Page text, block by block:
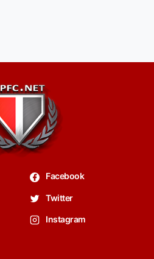
Facebook
Twitter
Instagram